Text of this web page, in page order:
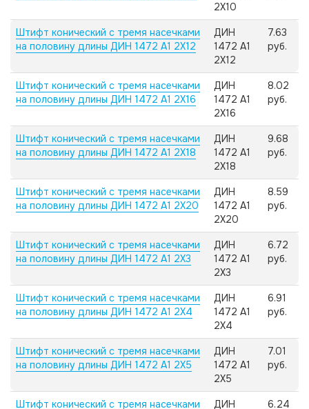
2X10
Штифт конический с тремя насечками
на половину длины ДИН 1472 А1 2X12
ДИН
1472 А1
2X12
7.63
руб.
Штифт конический с тремя насечками
на половину длины ДИН 1472 А1 2X16
ДИН
1472 А1
2X16
8.02
руб.
Штифт конический с тремя насечками
на половину длины ДИН 1472 А1 2X18
ДИН
1472 А1
2X18
9.68
руб.
Штифт конический с тремя насечками
на половину длины ДИН 1472 А1 2X20
ДИН
1472 А1
2X20
8.59
руб.
Штифт конический с тремя насечками
на половину длины ДИН 1472 А1 2X3
ДИН
1472 А1
2X3
6.72
руб.
Штифт конический с тремя насечками
на половину длины ДИН 1472 А1 2X4
ДИН
1472 А1
2X4
6.91
руб.
Штифт конический с тремя насечками
на половину длины ДИН 1472 А1 2X5
ДИН
1472 А1
2X5
7.01
руб.
Штифт конический с тремя насечками ДИН 6.24